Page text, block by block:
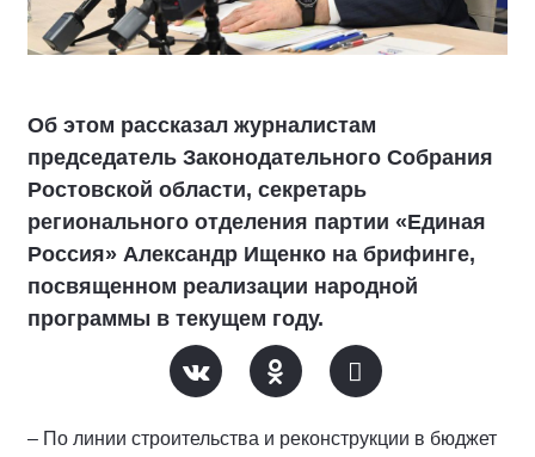
Об этом рассказал журналистам
председатель Законодательного Собрания
Ростовской области, секретарь
регионального отделения партии «Единая
Россия» Александр Ищенко на брифинге,
посвященном реализации народной
программы в текущем году.
– По линии строительства и реконструкции в бюджет